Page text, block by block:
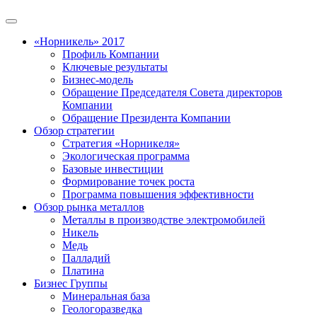
«Норникель» 2017
Профиль Компании
Ключевые результаты
Бизнес-модель
Обращение Председателя Совета директоров
Компании
Обращение Президента Компании
Обзор стратегии
Стратегия «Норникеля»
Экологическая программа
Базовые инвестиции
Формирование точек роста
Программа повышения эффективности
Обзор рынка металлов
Металлы в производстве электромобилей
Никель
Медь
Палладий
Платина
Бизнес Группы
Минеральная база
Геологоразведка